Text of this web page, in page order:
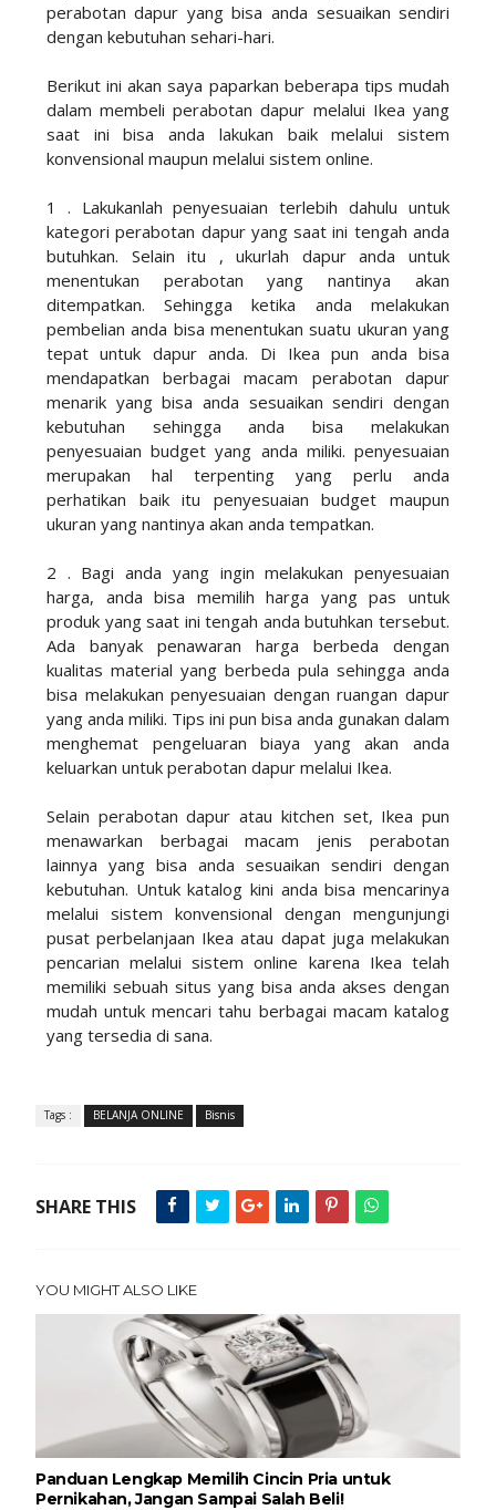
perabotan dapur yang bisa anda sesuaikan sendiri
dengan kebutuhan sehari-hari.
Berikut ini akan saya paparkan beberapa tips mudah
dalam membeli perabotan dapur melalui Ikea yang
saat ini bisa anda lakukan baik melalui sistem
konvensional maupun melalui sistem online.
1 . Lakukanlah penyesuaian terlebih dahulu untuk
kategori perabotan dapur yang saat ini tengah anda
butuhkan. Selain itu , ukurlah dapur anda untuk
menentukan perabotan yang nantinya akan
ditempatkan. Sehingga ketika anda melakukan
pembelian anda bisa menentukan suatu ukuran yang
tepat untuk dapur anda. Di Ikea pun anda bisa
mendapatkan berbagai macam perabotan dapur
menarik yang bisa anda sesuaikan sendiri dengan
kebutuhan sehingga anda bisa melakukan
penyesuaian budget yang anda miliki. penyesuaian
merupakan hal terpenting yang perlu anda
perhatikan baik itu penyesuaian budget maupun
ukuran yang nantinya akan anda tempatkan.
2 . Bagi anda yang ingin melakukan penyesuaian
harga, anda bisa memilih harga yang pas untuk
produk yang saat ini tengah anda butuhkan tersebut.
Ada banyak penawaran harga berbeda dengan
kualitas material yang berbeda pula sehingga anda
bisa melakukan penyesuaian dengan ruangan dapur
yang anda miliki. Tips ini pun bisa anda gunakan dalam
menghemat pengeluaran biaya yang akan anda
keluarkan untuk perabotan dapur melalui Ikea.
Selain perabotan dapur atau kitchen set, Ikea pun
menawarkan berbagai macam jenis perabotan
lainnya yang bisa anda sesuaikan sendiri dengan
kebutuhan. Untuk katalog kini anda bisa mencarinya
melalui sistem konvensional dengan mengunjungi
pusat perbelanjaan Ikea atau dapat juga melakukan
pencarian melalui sistem online karena Ikea telah
memiliki sebuah situs yang bisa anda akses dengan
mudah untuk mencari tahu berbagai macam katalog
yang tersedia di sana.
Tags : BELANJA ONLINE Bisnis
SHARE THIS
YOU MIGHT ALSO LIKE
Panduan Lengkap Memilih Cincin Pria untuk
Pernikahan, Jangan Sampai Salah Beli!